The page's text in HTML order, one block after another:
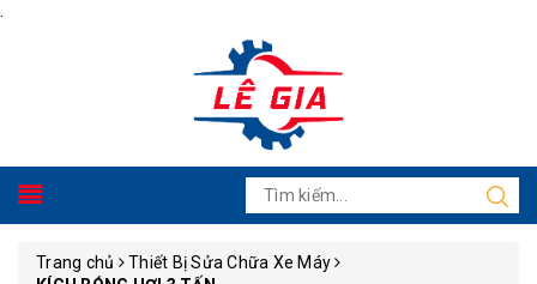
Trang chủ
Thiết Bị Sửa Chữa Xe Máy